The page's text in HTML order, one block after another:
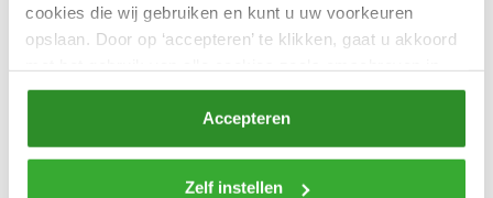
cookies die wij gebruiken en kunt u uw voorkeuren
opslaan. Door op ‘accepteren’ te klikken, gaat u akkoord
onzeprivacyverklaring.
Accepteren
Zelf instellen